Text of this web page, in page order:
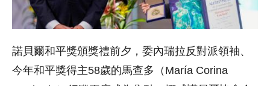
諾貝爾和平獎頒獎禮前夕，委內瑞拉反對派領袖、
今年和平獎得主58歲的馬查多（María Corina